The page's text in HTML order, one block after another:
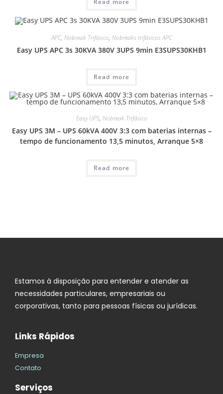
Read more
APC, Nobreak Trifásico, Nobreaks trifásicos APC
Easy UPS APC 3s 30KVA 380V 3UPS 9min E3SUPS30KHB1
Read more
Easy UPS, Nobreak Trifásico
Easy UPS 3M – UPS 60kVA 400V 3:3 com baterias internas –
tempo de funcionamento 13,5 minutos, Arranque 5×8
Read more
Estamos à disposição para entender e atender as
necessidades particulares, empresariais ou
corporativas, tanto para pessoas físicas ou jurídicas.
Links Rápidos
Empresa
Contato
Serviços